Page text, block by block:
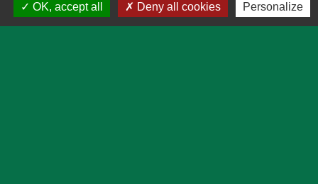
Lien utiles
OK, accept all
Deny all cookies Personalize